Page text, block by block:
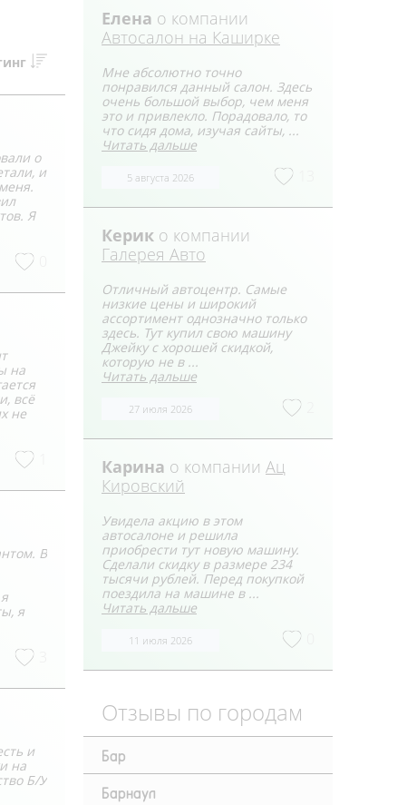
о
и
Я
на
всё
не
В
я
и
на
Б/У
Елена о компании
Автосалон на Каширке
Мне абсолютно точно
понравился данный салон. Здесь
очень большой выбор, чем меня
это и привлекло. Порадовало, то
что сидя дома, изучая сайты, ...
Читать дальше
5 августа 2026
Керик о компании
Галерея Авто
Отличный автоцентр. Самые
низкие цены и широкий
ассортимент однозначно только
здесь. Тут купил свою машину
Джейку с хорошей скидкой,
которую не в ...
Читать дальше
27 июля 2026
Карина о компании Ац
Кировский
Увидела акцию в этом
автосалоне и решила
приобрести тут новую машину.
Сделали скидку в размере 234
тысячи рублей. Перед покупкой
поездила на машине в ...
Читать дальше
11 июля 2026
Отзывы по городам
Бар
Барнаул